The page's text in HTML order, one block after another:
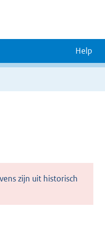
Help
zijn uit historisch